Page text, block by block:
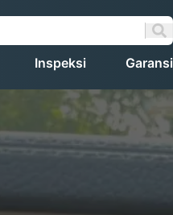
Inspeksi Garansi